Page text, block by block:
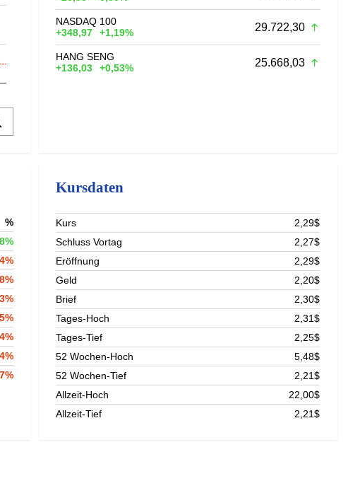
NASDAQ 100
+348,97
+1,19% 29.722,30
HANG SENG
+136,03
+0,53% 25.668,03
%
Kursdaten
Kurs
2,29$
Schluss Vortag
2,27$
Eröffnung
2,29$
Geld
2,20$
Brief
2,30$
Tages-Hoch
2,31$
Tages-Tief
2,25$
52 Wochen-Hoch
5,48$
52 Wochen-Tief
2,21$
Allzeit-Hoch
22,00$
Allzeit-Tief
2,21$